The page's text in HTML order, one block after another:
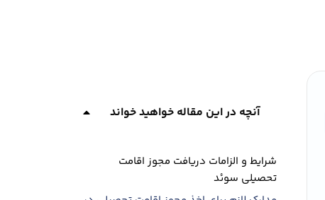
آنچه در این مقاله خواهید خواند
شرایط و الزامات دریافت مجوز اقامت
تحصیلی سوئد